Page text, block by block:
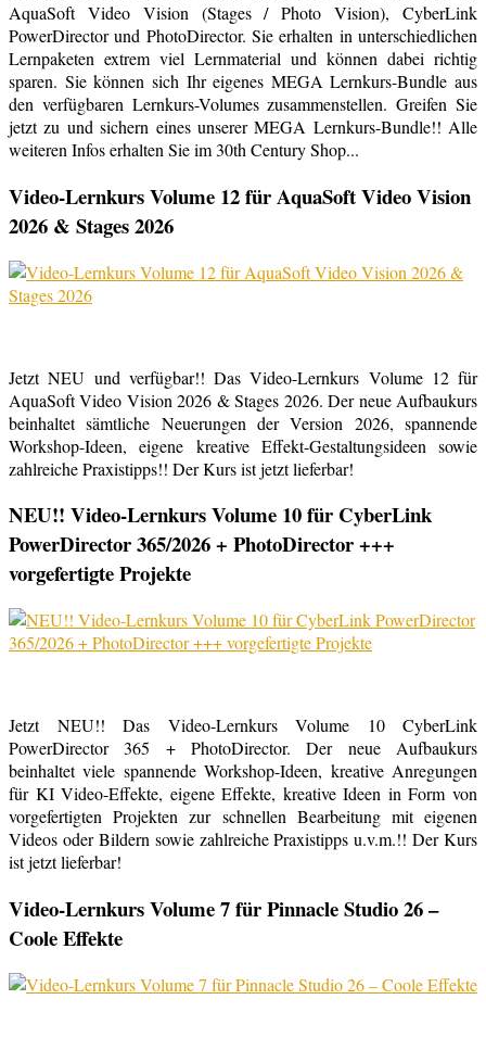
AquaSoft Video Vision (Stages / Photo Vision), CyberLink
PowerDirector und PhotoDirector. Sie erhalten in unterschiedlichen
Lernpaketen extrem viel Lernmaterial und können dabei richtig
sparen. Sie können sich Ihr eigenes MEGA Lernkurs-Bundle aus
den verfügbaren Lernkurs-Volumes zusammenstellen. Greifen Sie
jetzt zu und sichern eines unserer MEGA Lernkurs-Bundle!! Alle
weiteren Infos erhalten Sie im 30th Century Shop...
Video-Lernkurs Volume 12 für AquaSoft Video Vision
2026 & Stages 2026
Jetzt NEU und verfügbar!! Das Video-Lernkurs Volume 12 für
AquaSoft Video Vision 2026 & Stages 2026. Der neue Aufbaukurs
beinhaltet sämtliche Neuerungen der Version 2026, spannende
Workshop-Ideen, eigene kreative Effekt-Gestaltungsideen sowie
zahlreiche Praxistipps!! Der Kurs ist jetzt lieferbar!
NEU!! Video-Lernkurs Volume 10 für CyberLink
PowerDirector 365/2026 + PhotoDirector +++
vorgefertigte Projekte
Jetzt NEU!! Das Video-Lernkurs Volume 10 CyberLink
PowerDirector 365 + PhotoDirector. Der neue Aufbaukurs
beinhaltet viele spannende Workshop-Ideen, kreative Anregungen
für KI Video-Effekte, eigene Effekte, kreative Ideen in Form von
vorgefertigten Projekten zur schnellen Bearbeitung mit eigenen
Videos oder Bildern sowie zahlreiche Praxistipps u.v.m.!! Der Kurs
ist jetzt lieferbar!
Video-Lernkurs Volume 7 für Pinnacle Studio 26 –
Coole Effekte